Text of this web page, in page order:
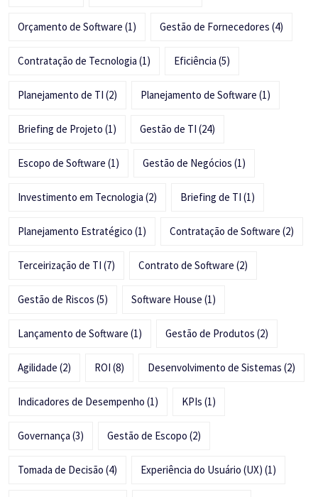
Orçamento de Software (1) Gestão de Fornecedores (4)
Contratação de Tecnologia (1) Eficiência (5)
Planejamento de TI (2) Planejamento de Software (1)
Briefing de Projeto (1) Gestão de TI (24)
Escopo de Software (1) Gestão de Negócios (1)
Investimento em Tecnologia (2) Briefing de TI (1)
Planejamento Estratégico (1) Contratação de Software (2)
Terceirização de TI (7) Contrato de Software (2)
Gestão de Riscos (5) Software House (1)
Lançamento de Software (1) Gestão de Produtos (2)
Agilidade (2) ROI (8) Desenvolvimento de Sistemas (2)
Indicadores de Desempenho (1) KPIs (1)
Governança (3) Gestão de Escopo (2)
Tomada de Decisão (4) Experiência do Usuário (UX) (1)